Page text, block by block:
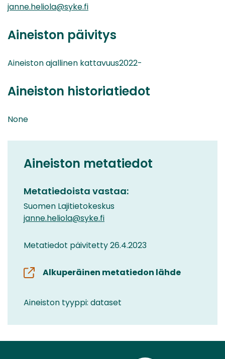
janne.heliola@syke.fi
Aineiston päivitys
Aineiston ajallinen kattavuus2022-
Aineiston historiatiedot
None
Aineiston metatiedot
Metatiedoista vastaa:
Suomen Lajitietokeskus
janne.heliola@syke.fi
Metatiedot päivitetty 26.4.2023
Alkuperäinen metatiedon lähde
Aineiston tyyppi: dataset